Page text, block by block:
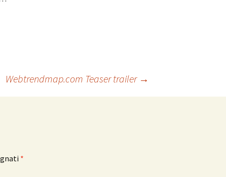
Webtrendmap.com Teaser trailer →
*